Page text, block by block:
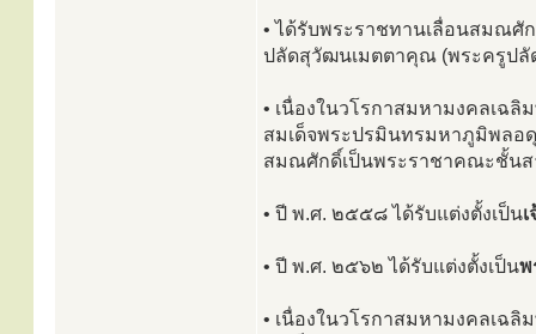
• ได้รับพระราชทานเลื่อนสมณ
ปลัดสุวัฒนเมตตาคุณ (พระครูปลั
• เนื่องในวโรกาสมหามงคลเ
สมเด็จพระปรมินทรมหาภูมิพลอ
สมณศักดิ์เป็นพระราชาคณะชั้น
• ปี พ.ศ. ๒๕๕๘ ได้รับแต่งตั้งเป็น
• ปี พ.ศ. ๒๕๖๒ ได้รับแต่งตั้งเป็นพ
• เนื่องในวโรกาสมหามงคลเฉ